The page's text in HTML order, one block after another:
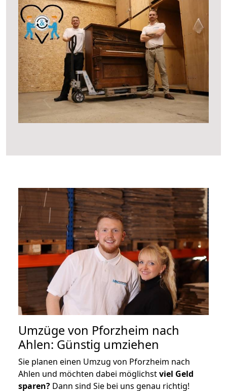
Umzüge von Pforzheim nach
Ahlen: Günstig umziehen
Sie planen einen Umzug von Pforzheim nach
Ahlen und möchten dabei möglichstviel Geld
sparen? Dann sind Sie bei uns genau richtig!